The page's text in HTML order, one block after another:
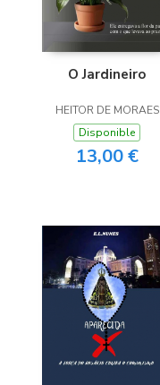
O Jardineiro
HEITOR DE MORAES
Disponible
13,00 €